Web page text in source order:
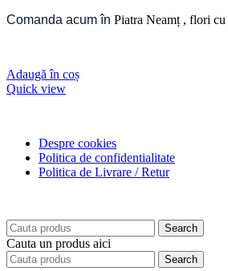
Comanda acum în Piatra Neamț, flori cu
Adaugă în coș
Quick view
Despre cookies
Politica de confidentialitate
Politica de Livrare / Retur
Search
Cauta un produs aici
Search